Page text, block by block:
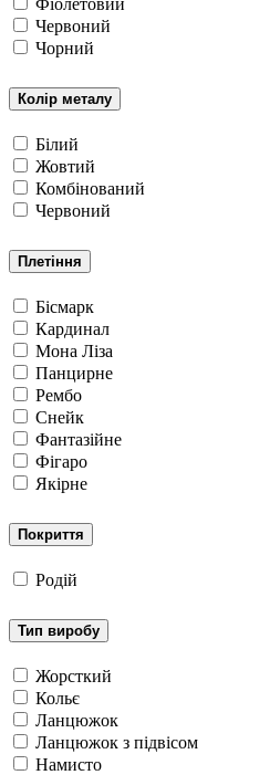
Фіолетовий
Червоний
Чорний
Колір металу
Білий
Жовтий
Комбінований
Червоний
Плетіння
Бісмарк
Кардинал
Мона Ліза
Панцирне
Рембо
Снейк
Фантазійне
Фігаро
Якірне
Покриття
Родій
Тип виробу
Жорсткий
Кольє
Ланцюжок
Ланцюжок з підвісом
Намисто